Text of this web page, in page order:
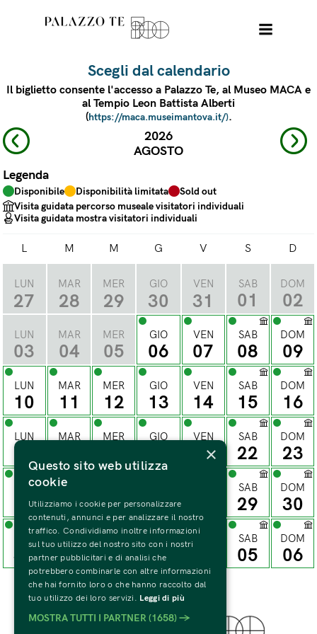
Scegli dal calendario
Il biglietto consente l'accesso a Palazzo Te, al Museo MACA e
al Tempio Leon Battista Alberti
(https://maca.museimantova.it/).
2026
AGOSTO
Legenda
Disponibile Disponibilità limitata
Sold out
Visita guidata percorso museale visitatori individuali
Visita guidata mostra visitatori individuali
L M M G V S D
LUN
27
MAR
28
MER
29
GIO
30
VEN
31
SAB
01
DOM
02
LUN
03
MAR
04
MER
05
GIO
06
VEN
07
SAB
08
DOM
09
LUN
10
MAR
11
MER
12
GIO
13
VEN
14
SAB
15
DOM
16
LUN
17
MAR MER GIO VEN
21
SAB
22
DOM
23
LUN
24
MAR
25 26 27
SAB
29
DOM
30
31
MAR
01
MER
02
GIO
03
SAB
05
DOM
06
×
Questo sito web utilizza
cookie
Utilizziamo i cookie per personalizzare
contenuti, annunci e per analizzare il nostro
traffico. Condividiamo inoltre informazioni
sul tuo utilizzo del nostro sito con i nostri
partner pubblicitari e di analisi che
potrebbero combinarle con altre informazioni
che hai fornito loro o che hanno raccolto dal
tuo utilizzo dei loro servizi. Leggi di più
MOSTRA TUTTI I PARTNER (1658) →